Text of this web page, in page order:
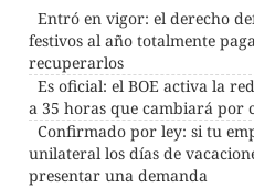
Entró en vigor: el derecho
festivos al año totalmente
recuperarlos
Es oficial: el BOE activa la
a 35 horas que cambiará por
Confirmado por ley: si tu
unilateral los días de
presentar una demanda